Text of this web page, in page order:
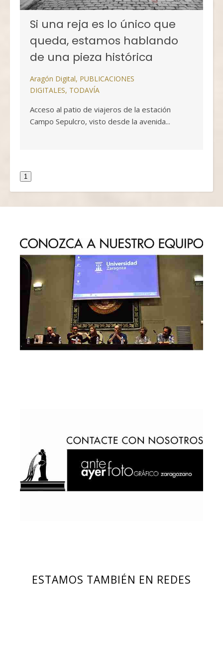
Si una reja es lo único que
queda, estamos hablando
de una pieza histórica
Aragón Digital, PUBLICACIONES
DIGITALES, TODAVÍA
Acceso al patio de viajeros de la estación
Campo Sepulcro, visto desde la avenida...
1
ESTAMOS TAMBIÉN EN REDES